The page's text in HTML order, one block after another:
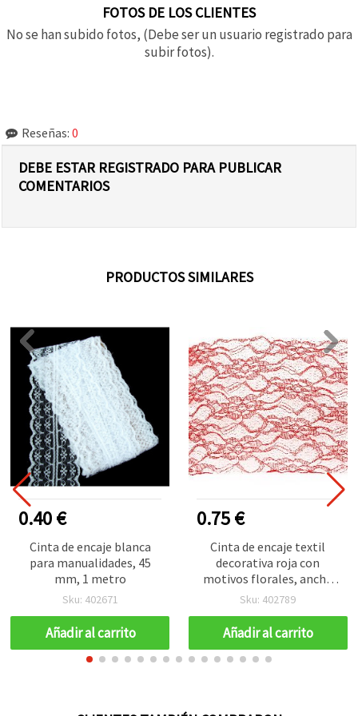
FOTOS DE LOS CLIENTES
No se han subido fotos, (Debe ser un usuario registrado para
subir fotos).
Reseñas: 0
DEBE ESTAR REGISTRADO PARA PUBLICAR
COMENTARIOS
PRODUCTOS SIMILARES
0.40 €
Cinta de encaje blanca
para manualidades, 45
mm, 1 metro
Sku: 402671
Añadir al carrito
0.75 €
Cinta de encaje textil
decorativa roja con
motivos florales, ancho
150 mm, largo 1 m – para
manualidades
Sku: 402789
Añadir al carrito